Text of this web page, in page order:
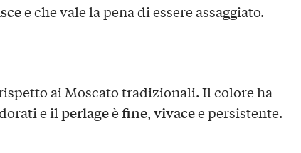
e che vale la pena di essere assaggiato.
ai Moscato tradizionali. Il colore ha
e ilperlageèfine,vivacee persistente.